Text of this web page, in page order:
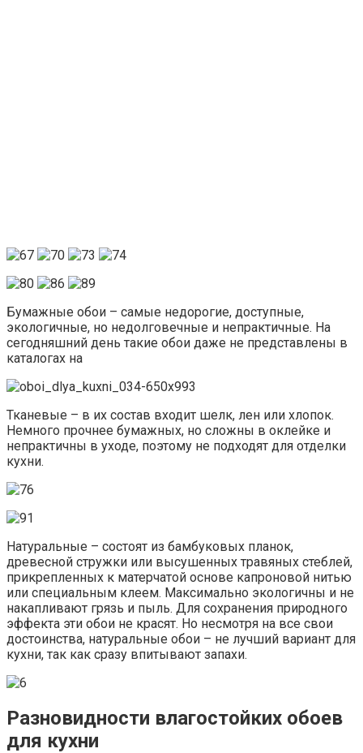
Бумажные обои – самые недорогие, доступные,
экологичные, но недолговечные и непрактичные. На
сегодняшний день такие обои даже не представлены в
каталогах на
Тканевые – в их состав входит шелк, лен или хлопок.
Немного прочнее бумажных, но сложны в оклейке и
непрактичны в уходе, поэтому не подходят для отделки
кухни.
Натуральные – состоят из бамбуковых планок,
древесной стружки или высушенных травяных стеблей,
прикрепленных к матерчатой основе капроновой нитью
или специальным клеем. Максимально экологичны и не
накапливают грязь и пыль. Для сохранения природного
эффекта эти обои не красят. Но несмотря на все свои
достоинства, натуральные обои – не лучший вариант для
кухни, так как сразу впитывают запахи.
Разновидности влагостойких обоев
для кухни